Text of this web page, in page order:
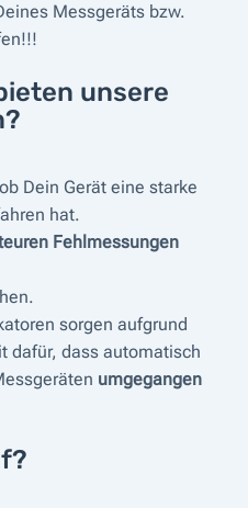
Messgeräts bzw.
unsere
Dein Gerät eine starke
hat.
Fehlmessungen
sorgen aufgrund
dafür, dass automatisch
umgegangen